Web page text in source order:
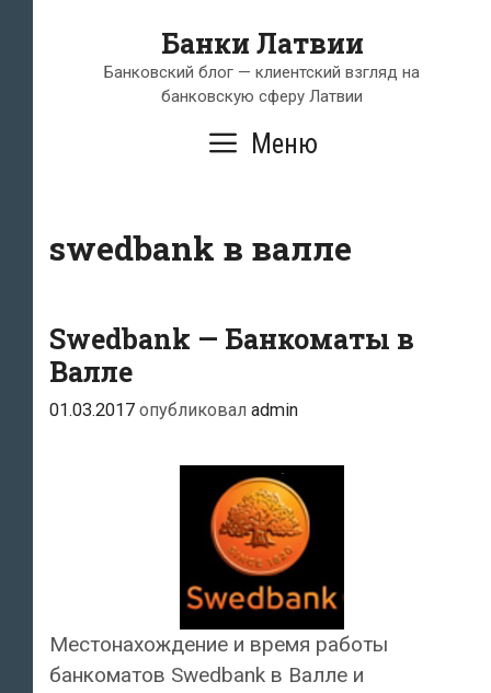
содержимому
Банки Латвии
Банковский блог — клиентский взгляд на
банковскую сферу Латвии
Меню
swedbank в валле
Swedbank — Банкоматы в
Валле
01.03.2017 опубликовал admin
Местонахождение и время работы
банкоматов Swedbank в Валле и